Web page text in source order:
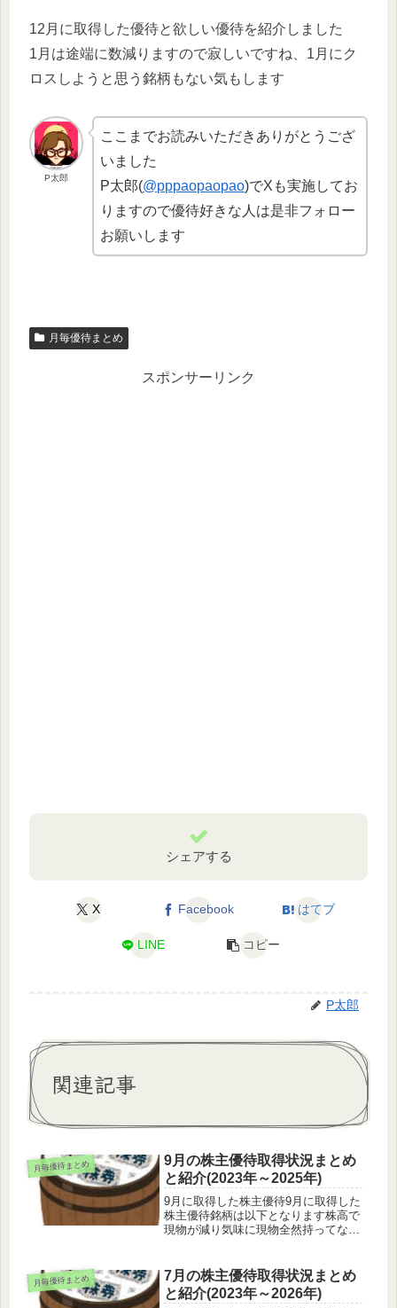
12月に取得した優待と欲しい優待を紹介しました
1月は途端に数減りますので寂しいですね、1月にク
ロスしようと思う銘柄もない気もします
P太郎
ここまでお読みいただきありがとうござ
いました
P太郎(@pppaopaopao)でXも実施してお
りますので優待好きな人は是非フォロー
お願いします
月毎優待まとめ
スポンサーリンク
シェアする
X Facebook はてブ
LINE コピー
P太郎
関連記事
月毎優待まとめ
9月の株主優待取得状況まとめ
と紹介(2023年～2025年)
9月に取得した株主優待9月に取得した
株主優待銘柄は以下となります株高で
現物が減り気味に現物全然持ってない
ジェントでameba見るのが楽しみ
WOWOWみたいにややこしくなき
ゃ...
月毎優待まとめ
7月の株主優待取得状況まとめ
と紹介(2023年～2026年)